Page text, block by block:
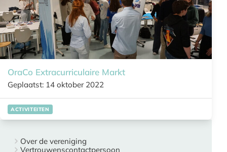
OraCo Extracurriculaire Markt
Geplaatst: 14 oktober 2022
ACTIVITEITEN
Over de vereniging
Vertrouwenscontactpersoon